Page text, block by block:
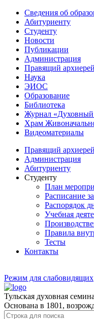
Сведения об
Абитуриенту
Студенту
Новости
Публикации
Администрация
Правящий архиерей
Наука
ЭИОС
Образование
Библиотека
Журнал «Духовный
Храм
Видеоматериалы
Правящий архиерей
Администрация
Абитуриенту
Студенту
План
Расписание
Распорядок
Учебная
Правила
Тесты
Контакты
Режим для слабовидящих
Тульская духовная
Основана в 1801,